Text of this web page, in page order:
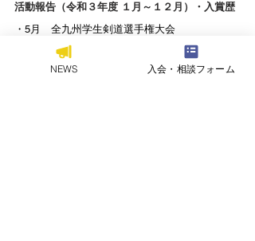
活動報告（令和３年度 １月～１２月）・入賞歴
・5月 全九州学生剣道選手権大会
​・5月 西日本学生剣道大会
・10月 全九州学生剣道大会
NEWS 入会・相談フォーム